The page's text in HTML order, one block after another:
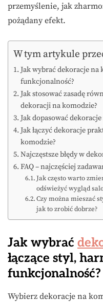
przemyślenie, jak
pożądany efekt.
W tym artykule
Jak wybrać dekoracje na
funkcjonalność?
Jak stosować zasadę
dekoracji na komodzie?
Jak dopasować
Jak łączyć dekoracje
komodzie?
Najczęstsze błędy w
FAQ – najczęściej
Jak często warto
odświeżyć wygląd
Czy można mieszać
jak to zrobić dobrze?
Jak wybrać
łączące styl,
funkcjonalność?
Wybierz dekoracje na